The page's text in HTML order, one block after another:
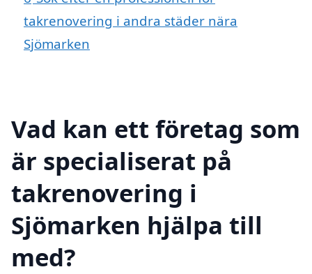
takrenovering i andra städer nära
Sjömarken
Vad kan ett företag som
är specialiserat på
takrenovering i
Sjömarken hjälpa till
med?